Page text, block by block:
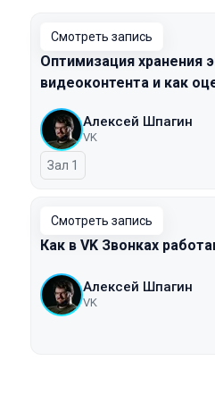
Смотреть запись
Оптимизация хранения
видеоконтента и как
Алексей Шпагин
VK
Зал 1
Смотреть запись
Как в VK Звонках
Алексей Шпагин
VK